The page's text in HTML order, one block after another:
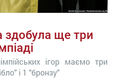
здобула ще три
ігор маємо три
і 1 "бронзу"